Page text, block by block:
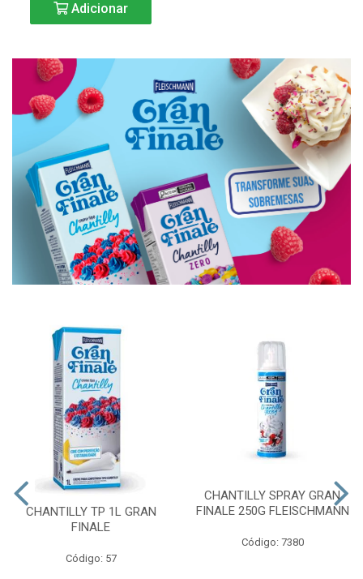
Adicionar
CHANTILLY TP 1L GRAN
FINALE
Código: 57
CHANTILLY SPRAY GRAN
FINALE 250G FLEISCHMANN
Código: 7380